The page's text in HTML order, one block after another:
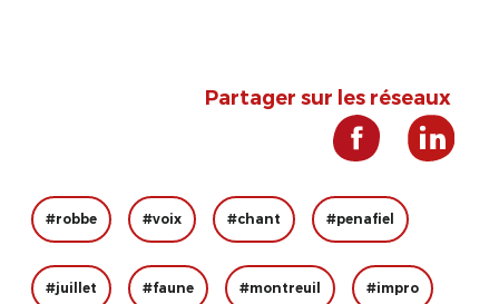
Partager sur les réseaux
#robbe #voix #chant #penafiel
#juillet #faune #montreuil #impro